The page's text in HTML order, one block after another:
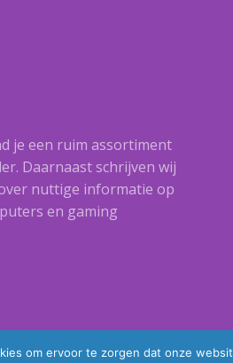
je een ruim assortiment
Daarnaast schrijven wij
nuttige informatie op
en gaming
om ervoor te zorgen dat onze